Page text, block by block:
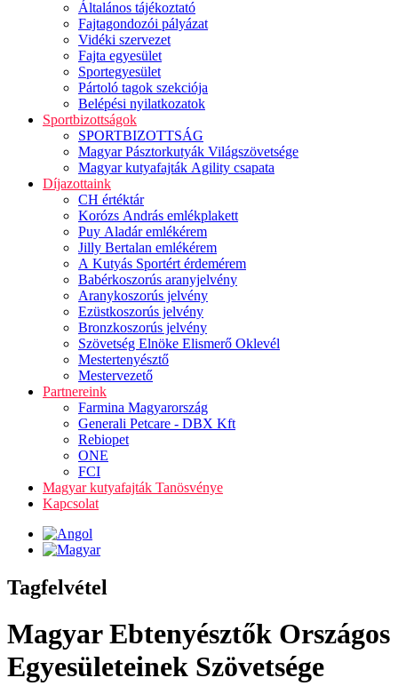
Általános tájékoztató
Fajtagondozói pályázat
Vidéki szervezet
Fajta egyesület
Sportegyesület
Pártoló tagok szekciója
Belépési nyilatkozatok
Sportbizottságok
SPORTBIZOTTSÁG
Magyar Pásztorkutyák Világszövetsége
Magyar kutyafajták Agility csapata
Díjazottaink
CH értéktár
Korózs András emlékplakett
Puy Aladár emlékérem
Jilly Bertalan emlékérem
A Kutyás Sportért érdemérem
Babérkoszorús aranyjelvény
Aranykoszorús jelvény
Ezüstkoszorús jelvény
Bronzkoszorús jelvény
Szövetség Elnöke Elismerő Oklevél
Mestertenyésztő
Mestervezető
Partnereink
Farmina Magyarország
Generali Petcare - DBX Kft
Rebiopet
ONE
FCI
Magyar kutyafajták Tanösvénye
Kapcsolat
Tagfelvétel
Magyar Ebtenyésztők Országos
Egyesületeinek Szövetsége